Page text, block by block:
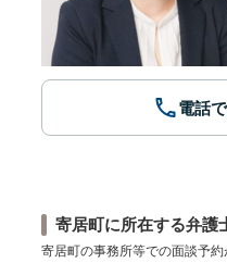
電話
寄居町に所在する弁護
寄居町の事務所等での面談予約